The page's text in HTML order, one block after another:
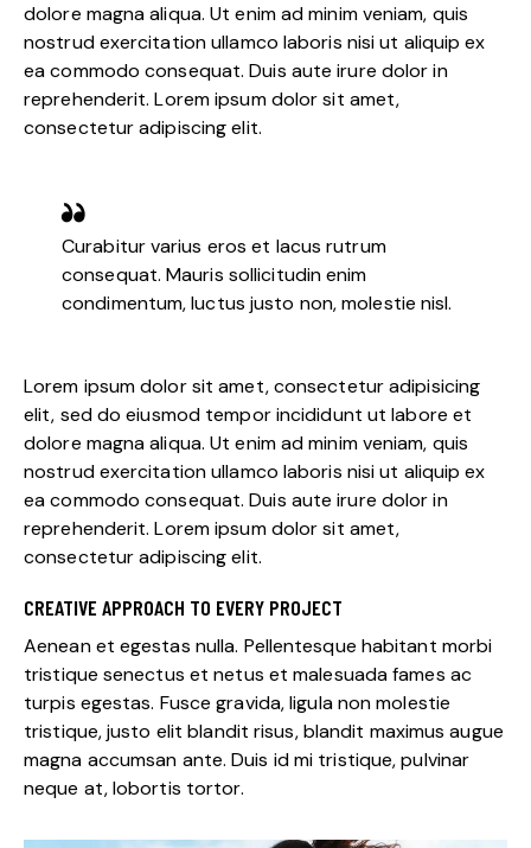
dolore magna aliqua. Ut enim ad minim veniam, quis
nostrud exercitation ullamco laboris nisi ut aliquip ex
ea commodo consequat. Duis aute irure dolor in
reprehenderit. Lorem ipsum dolor sit amet,
consectetur adipiscing elit.
Curabitur varius eros et lacus rutrum
consequat. Mauris sollicitudin enim
condimentum, luctus justo non, molestie nisl.
Lorem ipsum dolor sit amet, consectetur adipisicing
elit, sed do eiusmod tempor incididunt ut labore et
dolore magna aliqua. Ut enim ad minim veniam, quis
nostrud exercitation ullamco laboris nisi ut aliquip ex
ea commodo consequat. Duis aute irure dolor in
reprehenderit. Lorem ipsum dolor sit amet,
consectetur adipiscing elit.
CREATIVE APPROACH TO EVERY PROJECT
Aenean et egestas nulla. Pellentesque habitant morbi
tristique senectus et netus et malesuada fames ac
turpis egestas. Fusce gravida, ligula non molestie
tristique, justo elit blandit risus, blandit maximus augue
magna accumsan ante. Duis id mi tristique, pulvinar
neque at, lobortis tortor.